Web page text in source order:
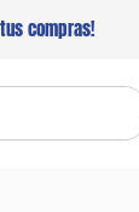
compras!